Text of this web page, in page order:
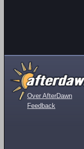
Over AfterDawn
Feedback